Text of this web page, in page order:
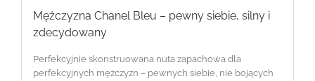
Mężczyzna Chanel Bleu – pewny siebie, silny i
zdecydowany
Perfekcyjnie skonstruowana nuta zapachowa dla
perfekcyjnych mężczyzn – pewnych siebie, nie bojących